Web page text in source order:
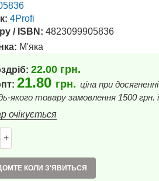
4Profi
/ ISBN: 4823099905836
М'яка
22.00 грн.
21.80 грн. ціна при
якого товару замовлення 1500 грн.
очікується
+
КОЛИ З'ЯВИТЬСЯ